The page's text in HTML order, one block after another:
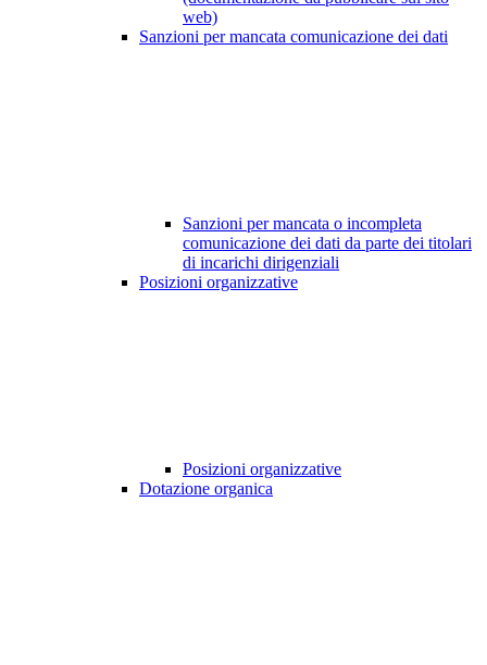
web)
Sanzioni per mancata comunicazione dei dati
Sanzioni per mancata o incompleta
comunicazione dei dati da parte dei titolari
di incarichi dirigenziali
Posizioni organizzative
Posizioni organizzative
Dotazione organica